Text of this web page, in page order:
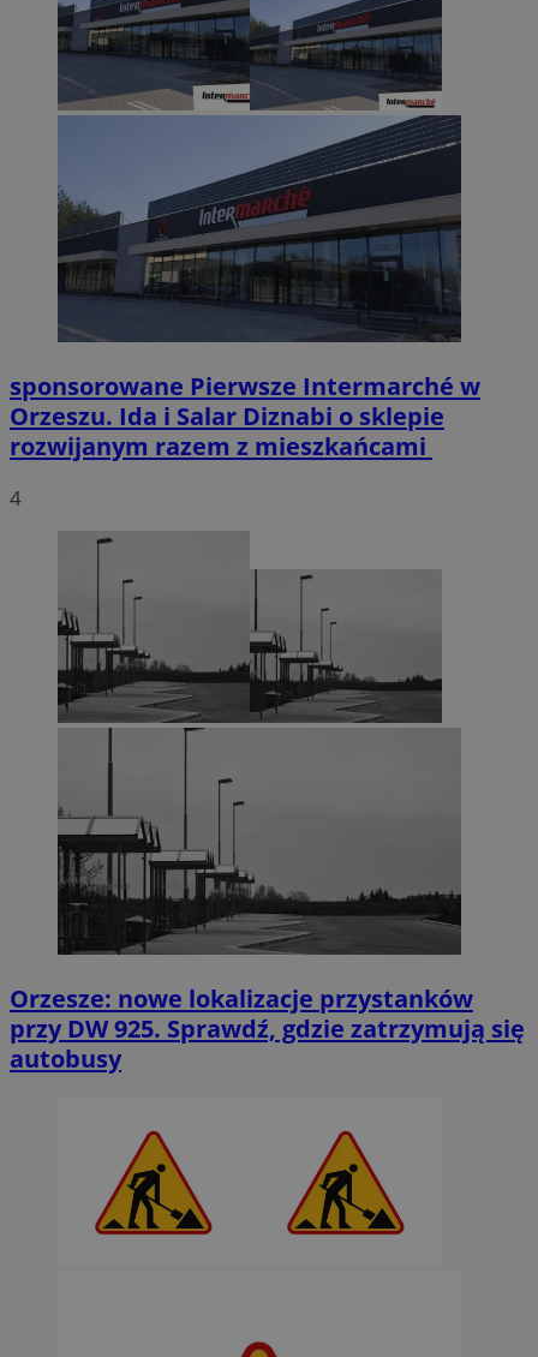
sponsorowane Pierwsze Intermarché w
Orzeszu. Ida i Salar Diznabi o sklepie
rozwijanym razem z mieszkańcami
4
Orzesze: nowe lokalizacje przystanków
przy DW 925. Sprawdź, gdzie zatrzymują się
autobusy